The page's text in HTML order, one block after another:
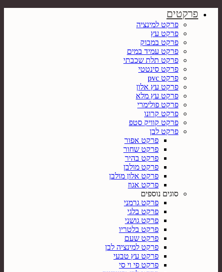
פרקטים
פרקט למינציה
פרקט עץ
פרקט במבוק
פרקט עמיד במים
פרקט תלת שכבתי
פרקט סינטטי
פרקט pvc
פרקט עץ אלון
פרקט עץ מלא
פרקט פולימרי
פרקט קרונו
פרקט קוויק סטפ
פרקט לבן
פרקט אפור
פרקט שחור
פרקט בהיר
פרקט מולבן
פרקט אלון מולבן
פרקט אגוז
סוגים נוספים
פרקט גרמני
פרקט בלגי
פרקט גושני
פרקט בלטריו
פרקט שעם
פרקט למינציה לבן
פרקט עץ טבעי
פרקט פי וי סי